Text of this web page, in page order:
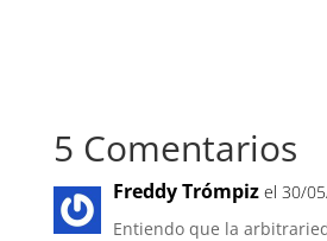
5 Comentarios
Freddy Trómpiz el 30/
Entiendo que la